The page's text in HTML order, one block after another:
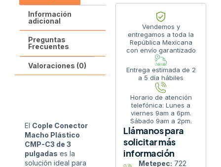
Información
adicional
Preguntas
Frecuentes
Valoraciones (0)
El Cople Conector
Macho Plástico
CMP-C3 de 3
pulgadas es la
solución ideal para
Vendemos y
entregamos a toda la
República Mexicana
con envío garantizado
Entrega estimada de 2
a 5 día hábiles
Horario de atención
telefónica: Lunes a
viernes 9am a 6pm.
Sábado 9am a 2pm.
Llámanos para
solicitar más
información
Metepec: 722